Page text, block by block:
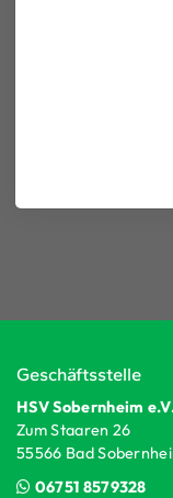
Geschäftsstelle
HSV Sobernheim
Zum Staaren 26
55566 Bad
06751 8579328